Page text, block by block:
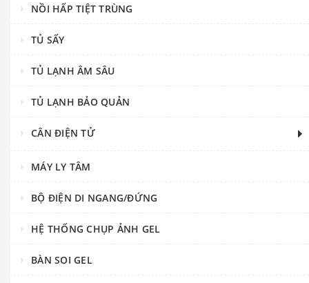
NỒI HẤP TIỆT TRÙNG
TỦ SẤY
TỦ LẠNH ÂM SÂU
TỦ LẠNH BẢO QUẢN
CÂN ĐIỆN TỬ
MÁY LY TÂM
BỘ ĐIỆN DI NGANG/ĐỨNG
HỆ THỐNG CHỤP ẢNH GEL
BÀN SOI GEL